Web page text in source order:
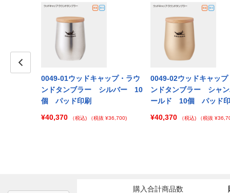
0049-01ウッドキャップ・ラウ
ンドタンブラー シルバー 10
個 パッド印刷
¥40,370
（税込) （税抜 ¥36,700)
0049-02ウッドキャップ
ンドタンブラー シャ
ールド 10個 パッド
¥40,370
（税込) （税抜
購入合計商品数